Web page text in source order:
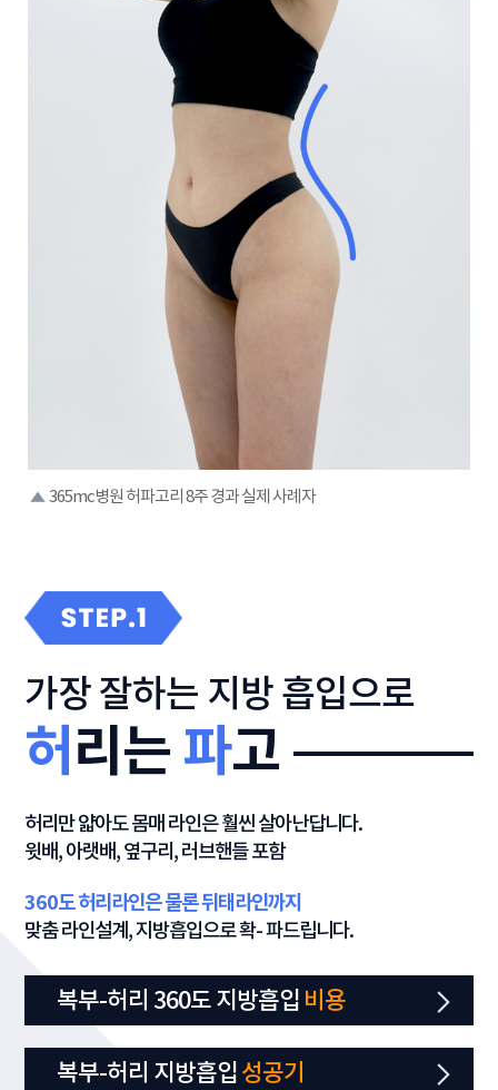
365mc병원 허파고리 8주 경과 실제 사례자
가장 잘하는 지방 흡입으로
허 리는 파고
허리만 얇아도 몸매 라인은 훨씬 살아난답니다.
윗배, 아랫배, 옆구리, 러브핸들 포함
360도 허리라인은 물론 뒤태라인까지
맞춤 라인설계, 지방흡입으로 확- 파드립니다.
복부-허리 360도 지방흡입 비용
복부-허리 지방흡입성공기